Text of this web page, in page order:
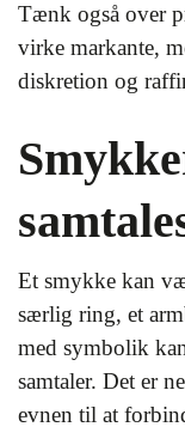
Tænk også over
virke markante,
diskretion og
Et smykke kan
særlig ring, et
med symbolik
samtaler. Det er
evnen til at